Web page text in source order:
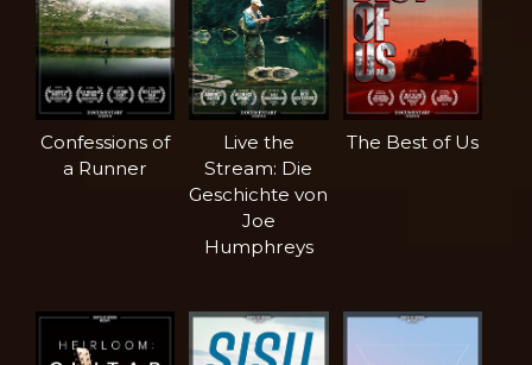
Confessions of
a Runner
Live the
Stream: Die
Geschichte von
Joe
Humphreys
The Best of Us